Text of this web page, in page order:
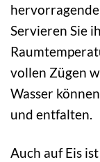
Servieren Sie
vollen Zügen
Wasser
und entfalten.
Auch auf Eis